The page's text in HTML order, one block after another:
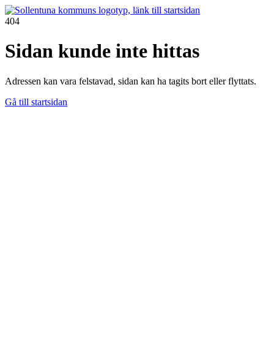
404
Sidan kunde inte hittas
Adressen kan vara felstavad, sidan kan ha tagits bort eller flyttats.
Gå till startsidan